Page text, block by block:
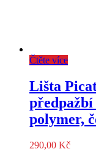
Čtěte více
Lišta
polymer,
290,00 Kč